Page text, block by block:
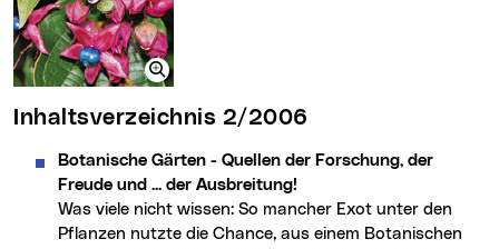
Inhaltsverzeichnis 2/2006
Botanische Gärten - Quellen der Forschung, der
Freude und ... der Ausbreitung!
Was viele nicht wissen: So mancher Exot unter den
Pflanzen nutzte die Chance, aus einem Botanischen